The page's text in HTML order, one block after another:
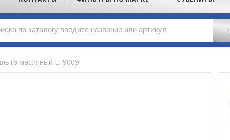
масляный LF9009